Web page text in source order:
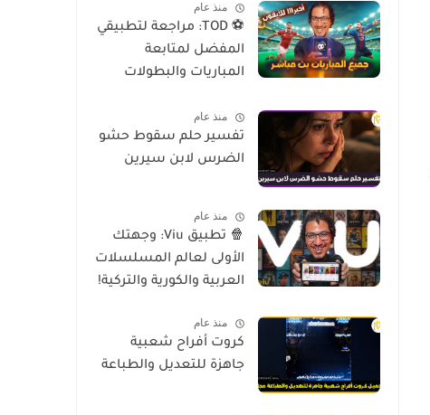
منذ عام
⚽ TOD: مراجعة لتطبيقي
المفضل لمتابعة
المباريات والبطولات
منذ عام
تفسير حلم سقوط حشو
الضرس لابن سيرين
منذ عام
🍿 تطبيق Viu: وجهتك
الأولى لعالم المسلسلات
العربية والكورية والتركية!
منذ عام
كروت أفراح شعبية
جاهزة للتعديل والطباعة